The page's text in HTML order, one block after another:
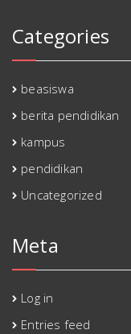
Categories
beasiswa
berita pendidikan
kampus
pendidikan
Uncategorized
Meta
Log in
Entries feed